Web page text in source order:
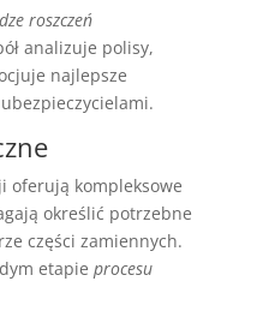
roszczeń
analizuje polisy,
najlepsze
oferują kompleksowe
określić potrzebne
części zamiennych.
etapie procesu